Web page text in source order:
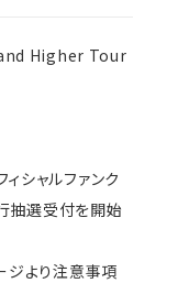
Higher Tour
シャルファンク
抽選受付を開始
ジより注意事項